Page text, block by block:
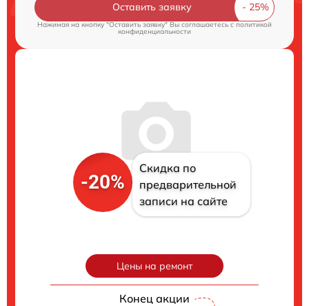
Оставить заявку
Нажимая на кнопку "Оставить заявку" Вы соглашаетесь cполитикой
конфиденциальности
-20%
Скидка по
предварительной
записи на сайте
Цены на ремонт
Конец акции